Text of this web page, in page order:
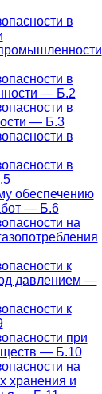
в
в
— Б.2
в
— Б.3
в
в
обеспечению
— Б.6
на
к
давлением —
к
при
— Б.10
на
хранения и